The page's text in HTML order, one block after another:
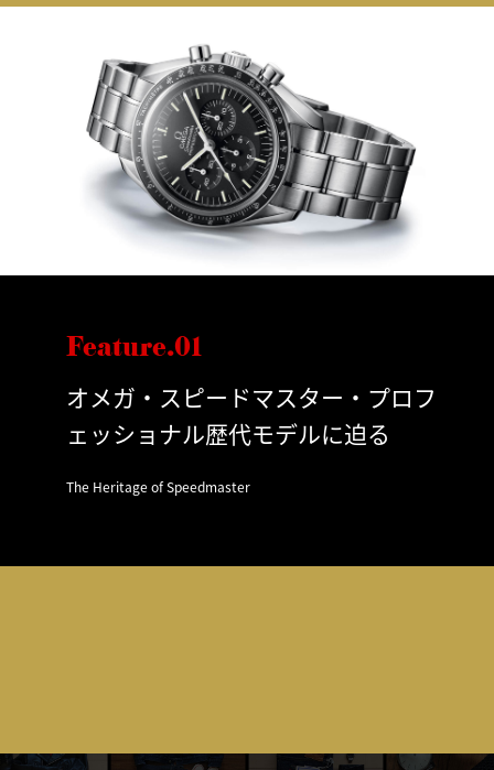
Feature.01
オメガ・スピードマスター・プロフ
ェッショナル歴代モデルに迫る
The Heritage of Speedmaster